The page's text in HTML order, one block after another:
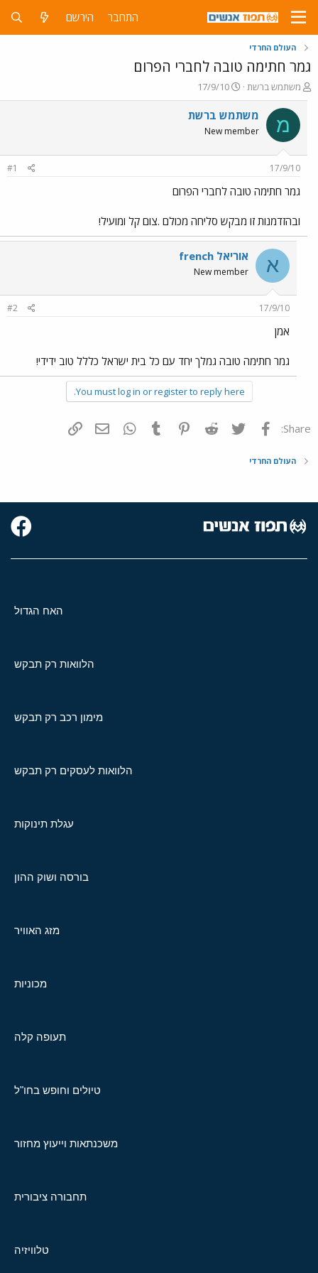
התחבר הירשם
העולם החרדי
גמר חתימה טובה לחברי הפרום
פ
ו
ת
ח
ה
ו
ש
א
משתמש ברשת
פ
ו
ר
ם
ר
17/9/10
מ משתמש ברשת
New member
17/9/10
#1
גמר חתימה טובה לחברי הפרום
ובהזדמנות זו מבקש סליחה מכולם .צום קל ומועיל!
א אוריאל french
New member
17/9/10
#2
אמן
גמר חתימה טובה גמלך יחד עם כל בית ישראל כללל טוב ידידי!
You must log in or register to reply here.
Share: פייסבוק Twitter
Reddit
Pinterest
Tumblr
WhatsAppדואר אלקטרוני
העולם החרדי
האח הגדול
הלוואות רק תבקש
מימון רכב רק תבקש
הלוואות לעסקים רק תבקש
עגלת תינוקות
בורסה ושוק ההון
מזג האוויר
מכוניות
תעופה קלה
טיולים וחופש בחו"ל
משכנתאות וייעוץ מחזור
תחבורה ציבורית
טלוויזיה